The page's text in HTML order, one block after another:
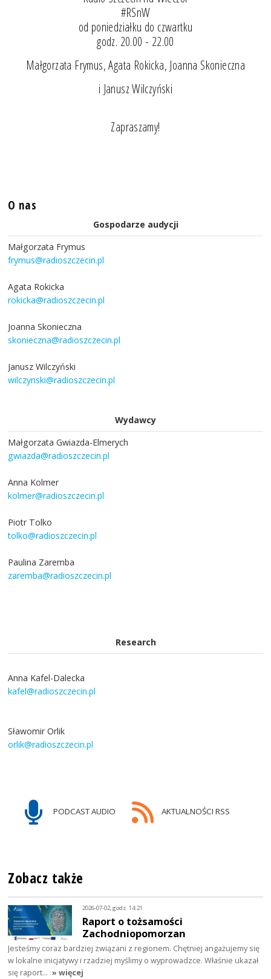
#RSnW
od poniedziałku do czwartku
godz. 20.00 - 22.00
Małgorzata Frymus, Agata Rokicka, Joanna Skonieczna
i Janusz Wilczyński
Zapraszamy!
O nas
Gospodarze audycji
Małgorzata Frymus
frymus@radioszczecin.pl
Agata Rokicka
rokicka@radioszczecin.pl
Joanna Skonieczna
skonieczna@radioszczecin.pl
Janusz Wilczyński
wilczynski@radioszczecin.pl
Wydawcy
Małgorzata Gwiazda-Elmerych
gwiazda@radioszczecin.pl
Anna Kolmer
kolmer@radioszczecin.pl
Piotr Tolko
tolko@radioszczecin.pl
Paulina Zaremba
zaremba@radioszczecin.pl
Research
Anna Kafel-Dalecka
kafel@radioszczecin.pl
Sławomir Orlik
orlik@radioszczecin.pl
PODCAST AUDIO AKTUALNOŚCI RSS
Zobacz także
2026-07-02, godz. 14:21
Raport o tożsamości
Zachodniopomorzan
Jesteśmy coraz bardziej związani z regionem. Chętniej angażujemy się
w lokalne inicjatywy i rzadziej myślimy o wyprowadzce. Właśnie ukazał
się raport… » więcej